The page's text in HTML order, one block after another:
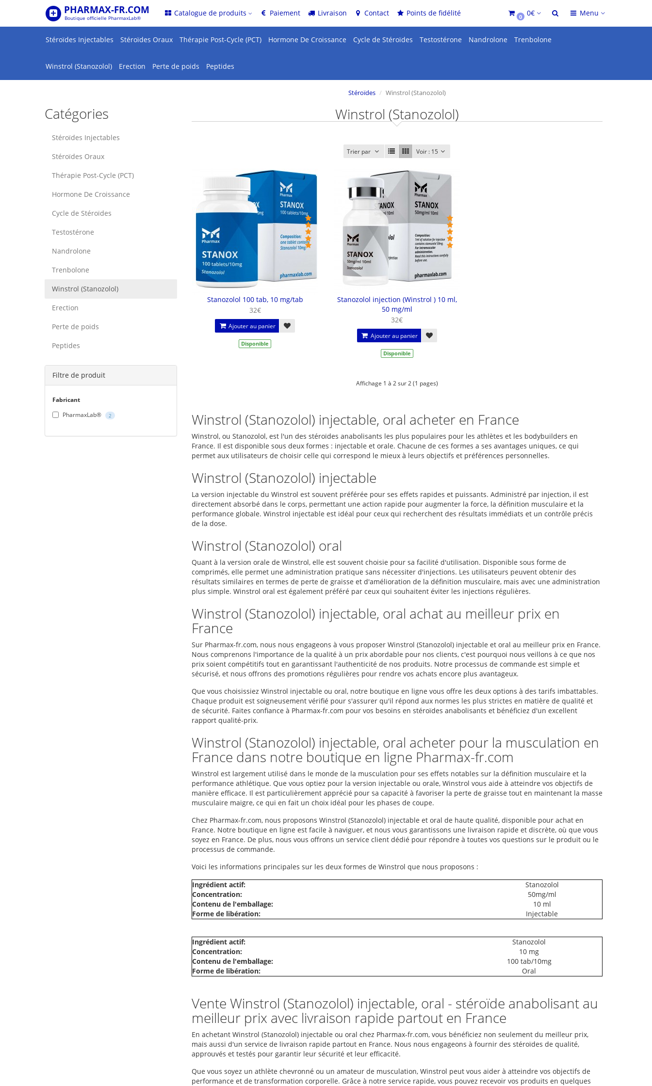
PHARMAX-FR.COM
Boutique officielle PharmaxLab®
Catalogue de produits Paiement Livraison Contact Points de fidélité 0 0€ Menu
Stéroïdes Injectables Stéroïdes Oraux Thérapie Post-Cycle (PCT) Hormone De Croissance Cycle de Stéroïdes Testostérone Nandrolone Trenbolone
Winstrol (Stanozolol) Erection Perte de poids Peptides
Catégories
Stéroïdes Injectables
Stéroïdes Oraux
Thérapie Post-Cycle (PCT)
Hormone De Croissance
Cycle de Stéroïdes
Testostérone
Nandrolone
Trenbolone
Winstrol (Stanozolol)
Erection
Perte de poids
Peptides
Filtre de produit
Fabricant
PharmaxLab®
2
Stéroïdes Winstrol (Stanozolol)
Winstrol (Stanozolol)
Trier par Voir : 15
Stanozolol 100 tab, 10 mg/tab
32€
Ajouter au panier
Disponible
Stanozolol injection (Winstrol ) 10 ml,
50 mg/ml
32€
Ajouter au panier
Disponible
Affichage 1 à 2 sur 2 (1 pages)
Winstrol (Stanozolol) injectable, oral acheter en France
Winstrol, ou Stanozolol, est l'un des stéroïdes anabolisants les plus populaires pour les athlètes et les bodybuilders en
France. Il est disponible sous deux formes : injectable et orale. Chacune de ces formes a ses avantages uniques, ce qui
permet aux utilisateurs de choisir celle qui correspond le mieux à leurs objectifs et préférences personnelles.
Winstrol (Stanozolol) injectable
La version injectable du Winstrol est souvent préférée pour ses effets rapides et puissants. Administré par injection, il est
directement absorbé dans le corps, permettant une action rapide pour augmenter la force, la définition musculaire et la
performance globale. Winstrol injectable est idéal pour ceux qui recherchent des résultats immédiats et un contrôle précis
de la dose.
Winstrol (Stanozolol) oral
Quant à la version orale de Winstrol, elle est souvent choisie pour sa facilité d'utilisation. Disponible sous forme de
comprimés, elle permet une administration pratique sans nécessiter d'injections. Les utilisateurs peuvent obtenir des
résultats similaires en termes de perte de graisse et d'amélioration de la définition musculaire, mais avec une administration
plus simple. Winstrol oral est également préféré par ceux qui souhaitent éviter les injections régulières.
Winstrol (Stanozolol) injectable, oral achat au meilleur prix en
France
Sur Pharmax-fr.com, nous nous engageons à vous proposer Winstrol (Stanozolol) injectable et oral au meilleur prix en France.
Nous comprenons l'importance de la qualité à un prix abordable pour nos clients, c'est pourquoi nous veillons à ce que nos
prix soient compétitifs tout en garantissant l'authenticité de nos produits. Notre processus de commande est simple et
sécurisé, et nous offrons des promotions régulières pour rendre vos achats encore plus avantageux.
Que vous choisissiez Winstrol injectable ou oral, notre boutique en ligne vous offre les deux options à des tarifs imbattables.
Chaque produit est soigneusement vérifié pour s'assurer qu'il répond aux normes les plus strictes en matière de qualité et
de sécurité. Faites confiance à Pharmax-fr.com pour vos besoins en stéroïdes anabolisants et bénéficiez d'un excellent
rapport qualité-prix.
Winstrol (Stanozolol) injectable, oral acheter pour la musculation en
France dans notre boutique en ligne Pharmax-fr.com
Winstrol est largement utilisé dans le monde de la musculation pour ses effets notables sur la définition musculaire et la
performance athlétique. Que vous optiez pour la version injectable ou orale, Winstrol vous aide à atteindre vos objectifs de
manière efficace. Il est particulièrement apprécié pour sa capacité à favoriser la perte de graisse tout en maintenant la masse
musculaire maigre, ce qui en fait un choix idéal pour les phases de coupe.
Chez Pharmax-fr.com, nous proposons Winstrol (Stanozolol) injectable et oral de haute qualité, disponible pour achat en
France. Notre boutique en ligne est facile à naviguer, et nous vous garantissons une livraison rapide et discrète, où que vous
soyez en France. De plus, nous vous offrons un service client dédié pour répondre à toutes vos questions sur le produit ou le
processus de commande.
Voici les informations principales sur les deux formes de Winstrol que nous proposons :
Ingrédient actif:
Stanozolol
Concentration:
50mg/ml
Contenu de l'emballage:
10 ml
Forme de libération:
Injectable
Ingrédient actif:
Stanozolol
Concentration:
10 mg
Contenu de l'emballage:
100 tab/10mg
Forme de libération:
Oral
Vente Winstrol (Stanozolol) injectable, oral - stéroïde anabolisant au
meilleur prix avec livraison rapide partout en France
En achetant Winstrol (Stanozolol) injectable ou oral chez Pharmax-fr.com, vous bénéficiez non seulement du meilleur prix,
mais aussi d'un service de livraison rapide partout en France. Nous nous engageons à fournir des stéroïdes de qualité,
approuvés et testés pour garantir leur sécurité et leur efficacité.
Que vous soyez un athlète chevronné ou un amateur de musculation, Winstrol peut vous aider à atteindre vos objectifs de
performance et de transformation corporelle. Grâce à notre service rapide, vous pouvez recevoir vos produits en quelques